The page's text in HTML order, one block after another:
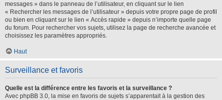
messages » dans le panneau de l’utilisateur, en cliquant sur le lien
« Rechercher les messages de l’utilisateur » depuis votre propre page de profil
ou bien en cliquant sur le lien « Accès rapide » depuis n’importe quelle page
du forum. Pour rechercher vos sujets, utilisez la page de recherche avancée et
choisissez les paramètres appropriés.
Haut
Surveillance et favoris
Quelle est la différence entre les favoris et la surveillance ?
Avec phpBB 3.0, la mise en favoris de sujets s’apparentait à la gestion des